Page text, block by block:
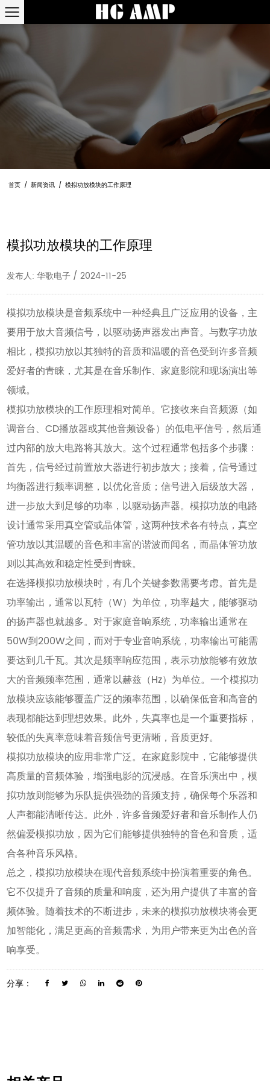
首页 / 新闻资讯 / 模拟功放模块的工作原理
模拟功放模块的工作原理
发布人: 华歌电子 / 2024-11-25
模拟功放模块是音频系统中一种经典且广泛应用的设备，主
要用于放大音频信号，以驱动扬声器发出声音。与数字功放
相比，模拟功放以其独特的音质和温暖的音色受到许多音频
爱好者的青睐，尤其是在音乐制作、家庭影院和现场演出等
领域。
模拟功放模块的工作原理相对简单。它接收来自音频源（如
调音台、CD播放器或其他音频设备）的低电平信号，然后通
过内部的放大电路将其放大。这个过程通常包括多个步骤：
首先，信号经过前置放大器进行初步放大；接着，信号通过
均衡器进行频率调整，以优化音质；信号进入后级放大器，
进一步放大到足够的功率，以驱动扬声器。模拟功放的电路
设计通常采用真空管或晶体管，这两种技术各有特点，真空
管功放以其温暖的音色和丰富的谐波而闻名，而晶体管功放
则以其高效和稳定性受到青睐。
在选择模拟功放模块时，有几个关键参数需要考虑。首先是
功率输出，通常以瓦特（W）为单位，功率越大，能够驱动
的扬声器也就越多。对于家庭音响系统，功率输出通常在
50W到200W之间，而对于专业音响系统，功率输出可能需
要达到几千瓦。其次是频率响应范围，表示功放能够有效放
大的音频频率范围，通常以赫兹（Hz）为单位。一个模拟功
放模块应该能够覆盖广泛的频率范围，以确保低音和高音的
表现都能达到理想效果。此外，失真率也是一个重要指标，
较低的失真率意味着音频信号更清晰，音质更好。
模拟功放模块的应用非常广泛。在家庭影院中，它能够提供
高质量的音频体验，增强电影的沉浸感。在音乐演出中，模
拟功放则能够为乐队提供强劲的音频支持，确保每个乐器和
人声都能清晰传达。此外，许多音频爱好者和音乐制作人仍
然偏爱模拟功放，因为它们能够提供独特的音色和音质，适
合各种音乐风格。
总之，模拟功放模块在现代音频系统中扮演着重要的角色。
它不仅提升了音频的质量和响度，还为用户提供了丰富的音
频体验。随着技术的不断进步，未来的模拟功放模块将会更
加智能化，满足更高的音频需求，为用户带来更为出色的音
响享受。
分享：